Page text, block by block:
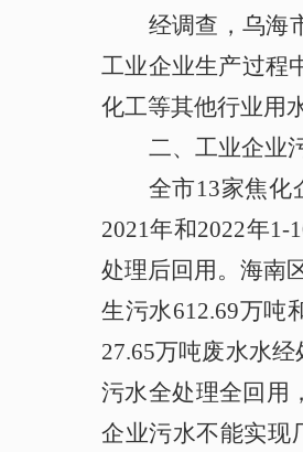
经调查，乌海
工业企业生产过程
化工等其他行业用
二、 工业企业
全市13家焦化
2021年和2022年
处理后回用。海南
生污水612.69万吨
27.65万吨废水水经
污水全处理全回用
企业污水不能实现